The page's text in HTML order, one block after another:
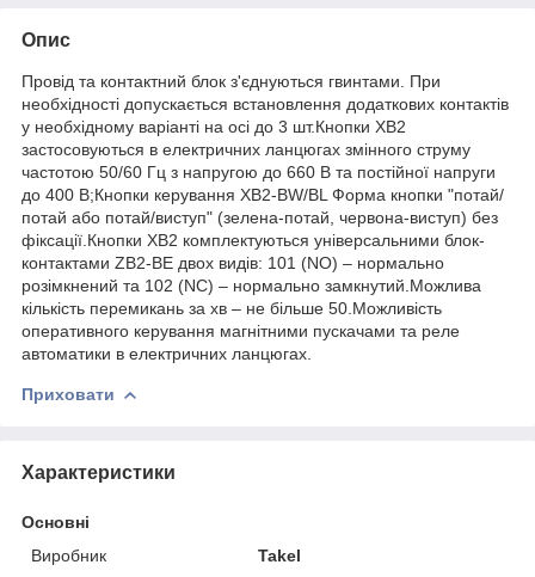
Опис
Провід та контактний блок з'єднуються гвинтами. При
необхідності допускається встановлення додаткових контактів
у необхідному варіанті на осі до 3 шт.Кнопки XB2
застосовуються в електричних ланцюгах змінного струму
частотою 50/60 Гц з напругою до 660 В та постійної напруги
до 400 В;Кнопки керування ХВ2-BW/BL Форма кнопки "потай/
потай або потай/виступ" (зелена-потай, червона-виступ) без
фіксації.Кнопки XB2 комплектуються універсальними блок-
контактами ZB2-BE двох видів: 101 (NO) – нормально
розімкнений та 102 (NC) – нормально замкнутий.Можлива
кількість перемикань за хв – не більше 50.Можливість
оперативного керування магнітними пускачами та реле
автоматики в електричних ланцюгах.
Приховати
Характеристики
Основні
Виробник
Takel